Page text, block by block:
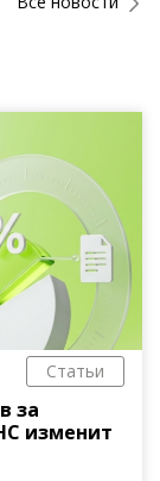
Статьи
за
изменит